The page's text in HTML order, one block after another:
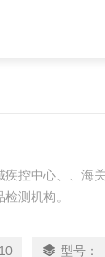
控中心、、海
测机构。
型号：